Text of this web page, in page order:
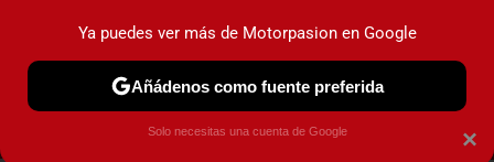
MENÚ NUEVO
COCHES ELÉCTRICOS OBSERVATORIO ×
Ya puedes ver más de Motorpasion en Google
Añádenos como fuente preferida
Solo necesitas una cuenta de Google